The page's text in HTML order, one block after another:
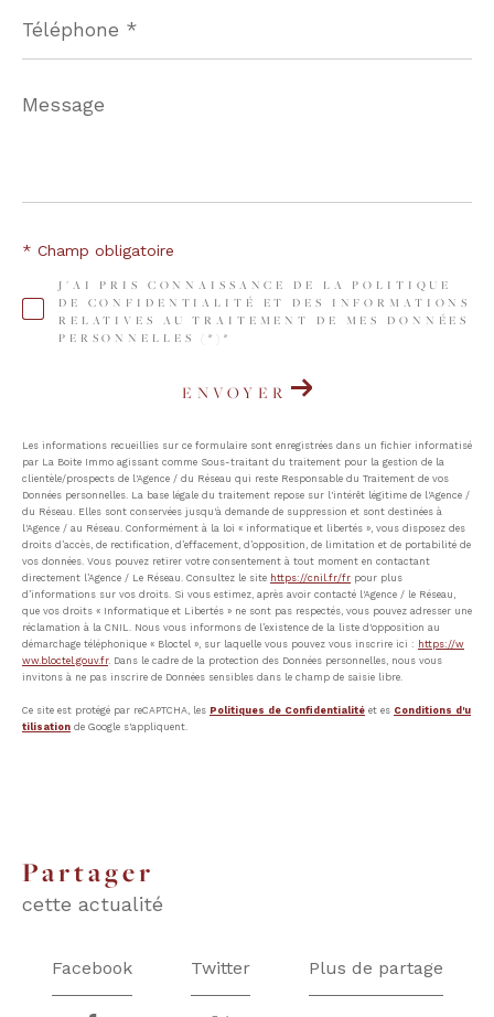
*
Message
*
J'AI PRIS CONNAISSANCE DE LA POLITIQUE
DE CONFIDENTIALITÉ ET DES INFORMATIONS
RELATIVES AU TRAITEMENT DE MES DONNÉES
PERSONNELLES (*)*
* Champ obligatoire
ENVOYER
Les informations recueillies sur ce formulaire sont enregistrées dans un fichier informatisé
par La Boite Immo agissant comme Sous-traitant du traitement pour la gestion de la
clientèle/prospects de l'Agence / du Réseau qui reste Responsable du Traitement de vos
Données personnelles. La base légale du traitement repose sur l'intérêt légitime de l'Agence /
du Réseau. Elles sont conservées jusqu'à demande de suppression et sont destinées à
l'Agence / au Réseau. Conformément à la loi « informatique et libertés », vous disposez des
droits d’accès, de rectification, d’effacement, d’opposition, de limitation et de portabilité de
vos données. Vous pouvez retirer votre consentement à tout moment en contactant
directement l’Agence / Le Réseau. Consultez le site https://cnil.fr/fr pour plus
d’informations sur vos droits. Si vous estimez, après avoir contacté l'Agence / le Réseau,
que vos droits « Informatique et Libertés » ne sont pas respectés, vous pouvez adresser une
réclamation à la CNIL. Nous vous informons de l’existence de la liste d'opposition au
démarchage téléphonique « Bloctel », sur laquelle vous pouvez vous inscrire ici : https://w
ww.bloctel.gouv.fr. Dans le cadre de la protection des Données personnelles, nous vous
invitons à ne pas inscrire de Données sensibles dans le champ de saisie libre.
Ce site est protégé par reCAPTCHA, les Politiques de Confidentialité et es Conditions d'u
tilisation de Google s'appliquent.
partager
cette actualité
Facebook Twitter Plus de partage